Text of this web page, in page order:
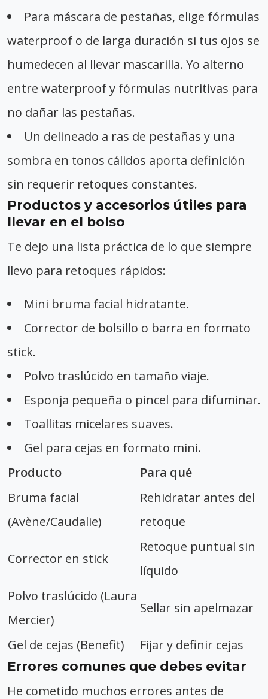
Para máscara de pestañas, elige fórmulas
waterproof o de larga duración si tus ojos se
humedecen al llevar mascarilla. Yo alterno
entre waterproof y fórmulas nutritivas para
no dañar las pestañas.
Un delineado a ras de pestañas y una
sombra en tonos cálidos aporta definición
sin requerir retoques constantes.
Productos y accesorios útiles para
llevar en el bolso
Te dejo una lista práctica de lo que siempre
llevo para retoques rápidos:
Mini bruma facial hidratante.
Corrector de bolsillo o barra en formato
stick.
Polvo traslúcido en tamaño viaje.
Esponja pequeña o pincel para difuminar.
Toallitas micelares suaves.
Gel para cejas en formato mini.
Producto
Para qué
Bruma facial
(Avène/Caudalie)
Rehidratar antes del
retoque
Corrector en stick
Retoque puntual sin
líquido
Polvo traslúcido (Laura
Mercier)
Sellar sin apelmazar
Gel de cejas (Benefit) Fijar y definir cejas
Errores comunes que debes evitar
He cometido muchos errores antes de